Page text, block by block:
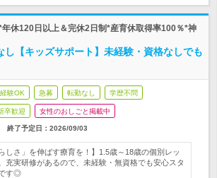
休120日以上＆完休2日制*産育休取得率100％*神
し【キッズサポート】未経験・資格なしでも
験OK 急募 転勤なし 学歴不問
卒歓迎 女性のおしごと掲載中
終了予定日： 2026/09/03
しさ」を伸ばす療育を！】1.5歳～18歳の個別レッ
充実研修があるので、未経験・無資格でも安心スタ
す◎